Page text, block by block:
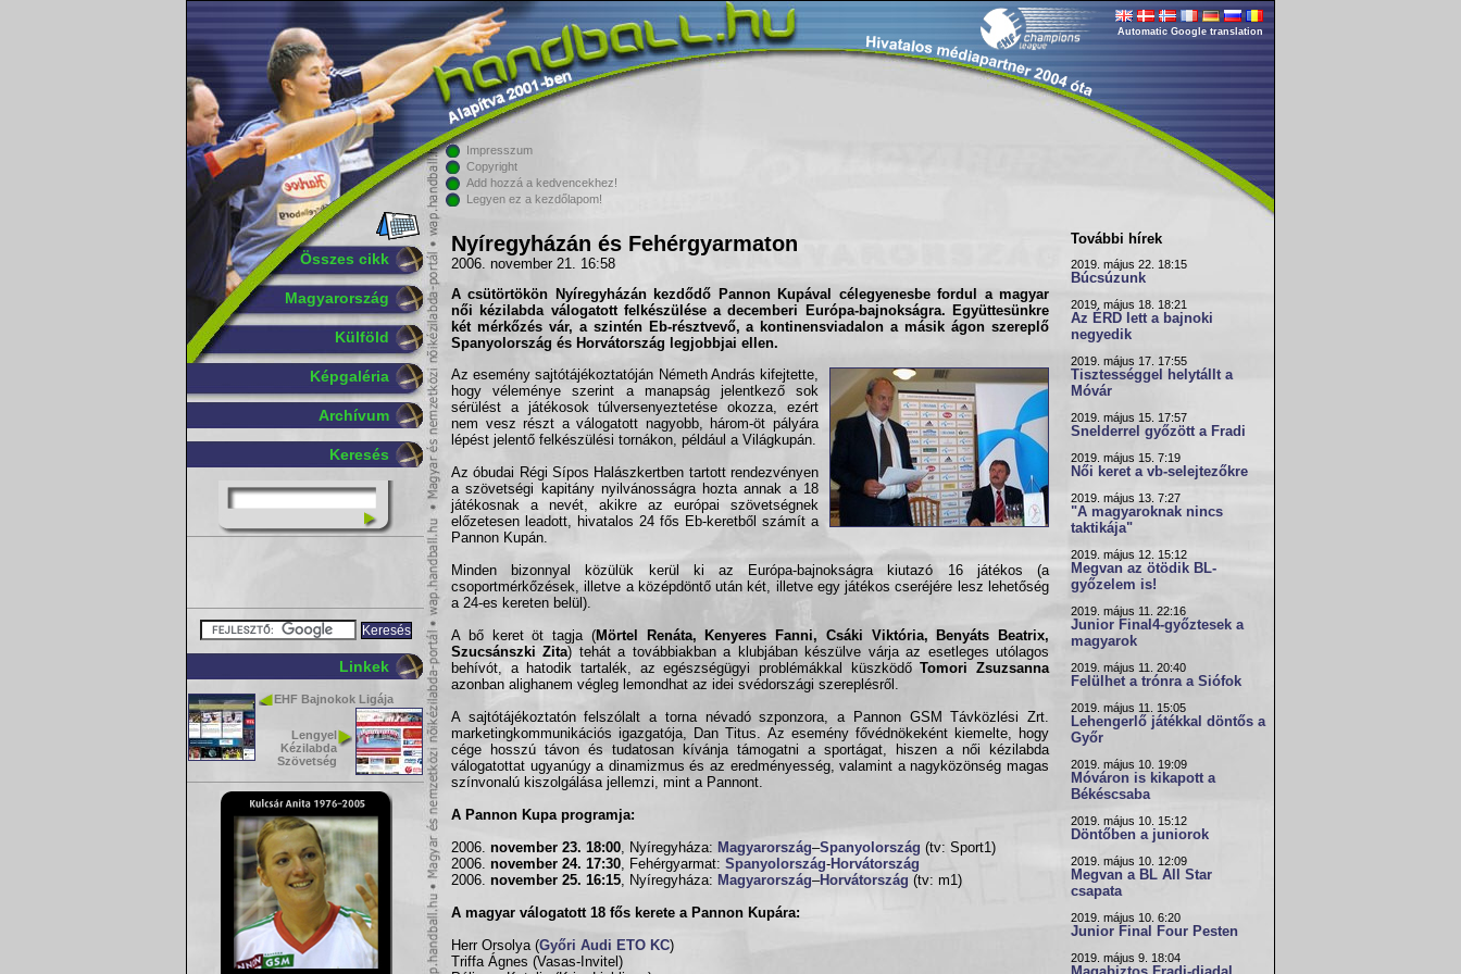
Összes cikk
Magyarország
Külföld
Képgaléria
Archívum
Keresés
Linkek
EHF Bajnokok Ligája
Lengyel
Kézilabda
Szövetség
Automatic Google translation
Impresszum
Copyright
Add hozzá a kedvencekhez!
Legyen ez a kezdőlapom!
Nyíregyházán és Fehérgyarmaton
2006. november 21. 16:58
A csütörtökön Nyíregyházán kezdődő Pannon Kupával célegyenesbe fordul a magyar
női kézilabda válogatott felkészülése a decemberi Európa-bajnokságra. Együttesünkre
két mérkőzés vár, a szintén Eb-résztvevő, a kontinensviadalon a másik ágon szereplő
Spanyolország és Horvátország legjobbjai ellen.
Az esemény sajtótájékoztatóján Németh András kifejtette,
hogy véleménye szerint a manapság jelentkező sok
sérülést a játékosok túlversenyeztetése okozza, ezért
nem vesz részt a válogatott nagyobb, három-öt pályára
lépést jelentő felkészülési tornákon, például a Világkupán.
Az óbudai Régi Sípos Halászkertben tartott rendezvényen
a szövetségi kapitány nyilvánosságra hozta annak a 18
játékosnak a nevét, akikre az európai szövetségnek
előzetesen leadott, hivatalos 24 fős Eb-keretből számít a
Pannon Kupán.
Minden bizonnyal közülük kerül ki az Európa-bajnokságra kiutazó 16 játékos (a
csoportmérkőzések, illetve a középdöntő után két, illetve egy játékos cseréjére lesz lehetőség
a 24-es kereten belül).
A bő keret öt tagja (Mörtel Renáta, Kenyeres Fanni, Csáki Viktória, Benyáts Beatrix,
Szucsánszki Zita) tehát a továbbiakban a klubjában készülve várja az esetleges utólagos
behívót, a hatodik tartalék, az egészségügyi problémákkal küszködőTomori Zsuzsanna
azonban alighanem végleg lemondhat az idei svédországi szereplésről.
A sajtótájékoztatón felszólalt a torna névadó szponzora, a Pannon GSM Távközlési Zrt.
marketingkommunikációs igazgatója, Dan Titus. Az esemény fővédnökeként kiemelte, hogy
cége hosszú távon és tudatosan kívánja támogatni a sportágat, hiszen a női kézilabda
válogatottat ugyanúgy a dinamizmus és az eredményesség, valamint a nagyközönség magas
színvonalú kiszolgálása jellemzi, mint a Pannont.
A Pannon Kupa programja:
2006. november 23. 18:00 , Nyíregyháza: Magyarország–Spanyolország (tv: Sport1)
2006. november 24. 17:30 , Fehérgyarmat: Spanyolország-Horvátország
2006. november 25. 16:15 , Nyíregyháza: Magyarország–Horvátország (tv: m1)
A magyar válogatott 18 fős kerete a Pannon Kupára:
Herr Orsolya (Győri Audi ETO KC)
Triffa Ágnes (Vasas-Invitel)
További hírek
2019. május 22. 18:15
Búcsúzunk
2019. május 18. 18:21
Az ÉRD lett a bajnoki
negyedik
2019. május 17. 17:55
Tisztességgel helytállt a
Móvár
2019. május 15. 17:57
Snelderrel győzött a Fradi
2019. május 15. 7:19
Női keret a vb-selejtezőkre
2019. május 13. 7:27
"A magyaroknak nincs
taktikája"
2019. május 12. 15:12
Megvan az ötödik BL-
győzelem is!
2019. május 11. 22:16
Junior Final4-győztesek a
magyarok
2019. május 11. 20:40
Felülhet a trónra a Siófok
2019. május 11. 15:05
Lehengerlő játékkal döntős a
Győr
2019. május 10. 19:09
Móváron is kikapott a
Békéscsaba
2019. május 10. 15:12
Döntőben a juniorok
2019. május 10. 12:09
Megvan a BL All Star
csapata
2019. május 10. 6:20
Junior Final Four Pesten
2019. május 9. 18:04